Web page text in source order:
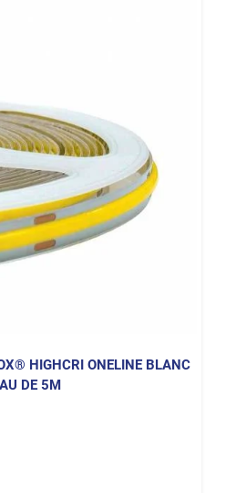
HIGHCRI ONELINE BLANC
DE 5M